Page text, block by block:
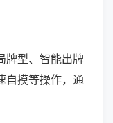
牌型、智能出牌
自摸等操作，通